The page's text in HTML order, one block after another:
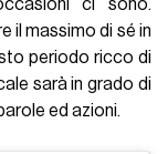
ci sono.
il massimo di sé in
periodo ricco di
sarà in grado di
ed azioni.